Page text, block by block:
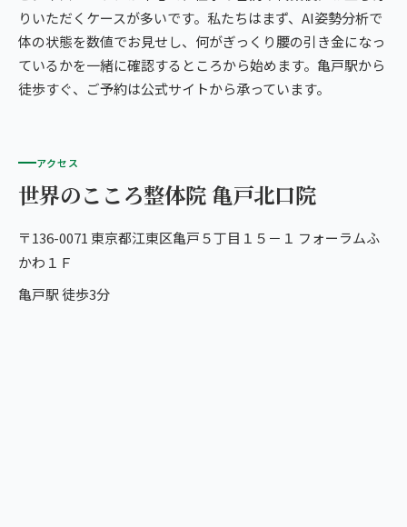
りいただくケースが多いです。私たちはまず、AI姿勢分析で
体の状態を数値でお見せし、何がぎっくり腰の引き金になっ
ているかを一緒に確認するところから始めます。亀戸駅から
徒歩すぐ、ご予約は公式サイトから承っています。
アクセス
世界のこころ整体院 亀戸北口院
〒136-0071 東京都江東区亀戸５丁目１５－１ フォーラムふ
かわ１Ｆ
亀戸駅 徒歩3分